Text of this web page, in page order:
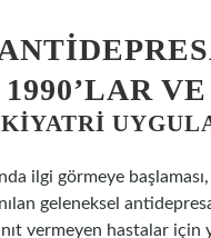
ilgi görmeye
geleneksel
vermeyen hastalar